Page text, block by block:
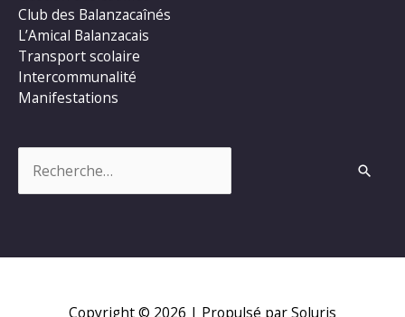
Club des Balanzacaînés
L’Amical Balanzacais
Transport scolaire
Intercommunalité
Manifestations
Copyright © 2026 | Propulsé par Soluris